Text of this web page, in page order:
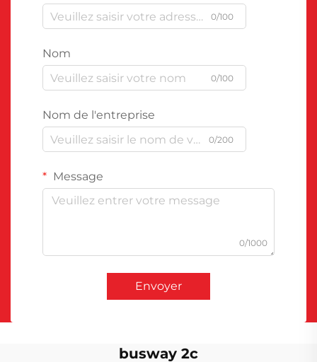
0/100
Nom
0/100
Nom de l'entreprise
0/200
Message
0/1000
Envoyer
busway 2c